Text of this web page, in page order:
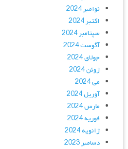
نوامبر 2024
اکتبر 2024
سپتامبر 2024
آگوست 2024
جولای 2024
ژوئن 2024
می 2024
آوریل 2024
مارس 2024
فوریه 2024
ژانویه 2024
دسامبر 2023